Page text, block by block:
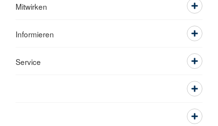
Mitwirken
Informieren
Service